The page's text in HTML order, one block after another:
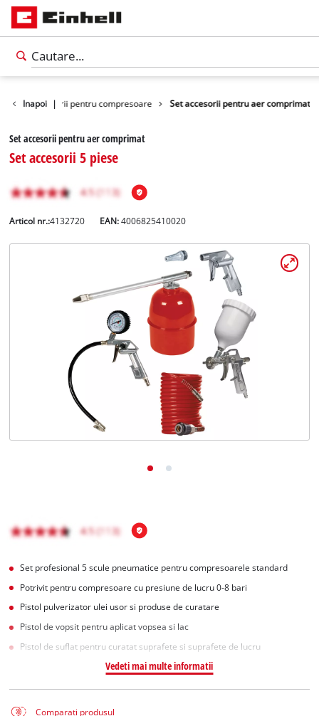
Inapoi |
Accesorii pentru compresoare Set accesorii pentru aer comprimat
Set accesorii pentru aer comprimat
Set accesorii 5 piese
Articol nr.:4132720 EAN:4006825410020
Set profesional 5 scule pneumatice pentru compresoarele standard
Potrivit pentru compresoare cu presiune de lucru 0-8 bari
Pistol pulverizator ulei usor si produse de curatare
Pistol de vopsit pentru aplicat vopsea si lac
Pistol de suflat pentru curatat suprafete si suprafete de lucru
Vedeti mai multe informatii
Comparati produsul